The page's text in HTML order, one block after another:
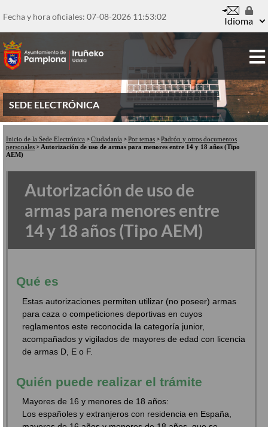
al
principal
Fecha y hora oficiales: 07-08-2026 11:53:03 Idioma
SEDE ELECTRÓNICA
Inicio de la Sede Electrónica Ciudadanía Por temas
Padrón y otros documentos
personales
Autorización de uso de armas para menores entre 14 y 18 años (Tipo
AEM)
Autorización de uso de
armas para menores entre
14 y 18 años (Tipo AEM)
Qué es
Estas autorizaciones permiten utilizar (no poseer) armas
para caza o competiciones deportivas en cuyos
reglamentos este reconocida la categoría junior,
acompañados y vigilados de mayores de edad con licencia
de armas D, E o F.
Quién puede realizar el trámite
Mayores de 16 y menores de 18 años:
Los españoles y extranjeros con residencia en España,